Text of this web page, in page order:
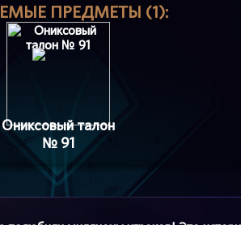
ПРЕДМЕТЫ (1):
Ониксовый талон
№ 91